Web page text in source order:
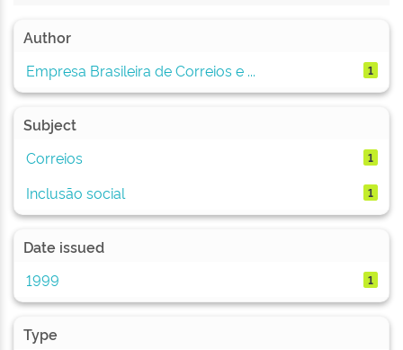
Author
Empresa Brasileira de Correios e ...
1
Subject
Correios
1
Inclusão social 1
Date issued
1999
1
Type